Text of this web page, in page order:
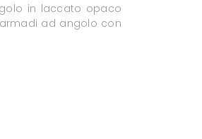
in laccato opaco
ad angolo con